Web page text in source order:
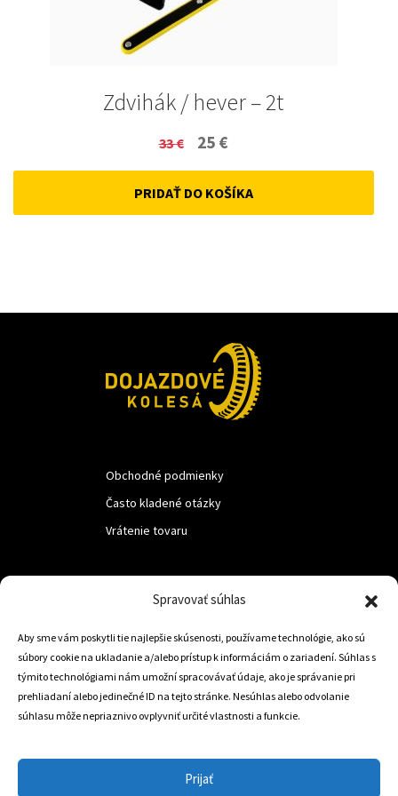
Spravovať súhlas
Aby sme vám poskytli tie najlepšie skúsenosti, používame technológie, ako sú
súbory cookie na ukladanie a/alebo prístup k informáciám o zariadení. Súhlas s
týmito technológiami nám umožní spracovávať údaje, ako je správanie pri
prehliadaní alebo jedinečné ID na tejto stránke. Nesúhlas alebo odvolanie
súhlasu môže nepriaznivo ovplyvniť určité vlastnosti a funkcie.
Prijať
Zdvihák / hever – 2t
33€
Original
price
was:
25 €
price
is:
PRIDAŤ DO KOŠÍKA
Obchodné podmienky
Často kladené otázky
Vrátenie tovaru
Trstená 02801
+421 905 806 234